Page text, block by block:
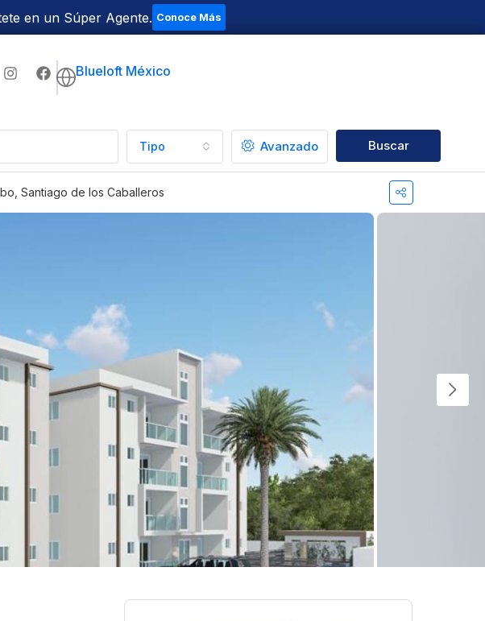
en un Súper Agente. Conoce Más
Blueloft México
Tipo Avanzado Buscar
Santiago de los Caballeros